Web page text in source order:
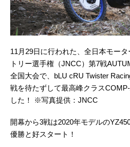
11月29日に行われた、全日本モー
トリー選手権（JNCC）第7戦
全国大会で、bLU cRU Twister
戦を待たずして最高峰クラス
した！ ※写真提供：JNCC
開幕から3戦は2020年モデルの
優勝と好スタート！